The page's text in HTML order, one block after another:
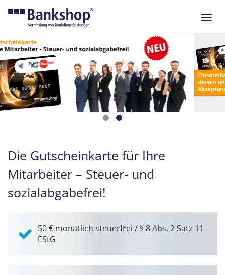
Die Gutscheinkarte für Ihre
Mitarbeiter – Steuer- und
sozialabgabefrei!
50 € monatlich steuerfrei / § 8 Abs. 2 Satz 11
EStG